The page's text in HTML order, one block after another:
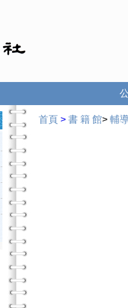
首頁 > 書 籍 館> 輔